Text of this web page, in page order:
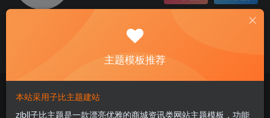
这家伙很懒，什么都没有写...
文章1 收藏0 评论
主题模板推荐
本站采用子比主题建站
zibll子比主题是一款漂亮优雅的商城资讯类网站主题模板，功能